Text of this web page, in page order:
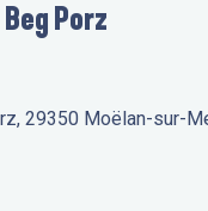
Porz
29350 Moëlan-sur-